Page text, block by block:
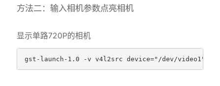
方法二：输入相机参数点亮相机
显示单路720P的相机